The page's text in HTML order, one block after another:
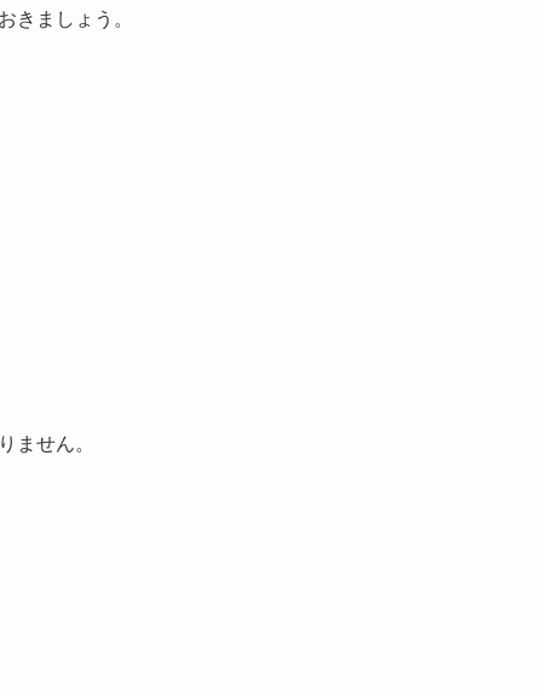
きましょう。
ません。